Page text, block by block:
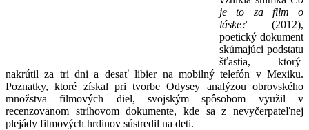
je to za film o
láske? (2012),
poetický dokument
skúmajúci podstatu
šťastia, ktorý
nakrútil za tri dni a desať libier na mobilný telefón v Mexiku.
Poznatky, ktoré získal pri tvorbe Odysey analýzou obrovského
množstva filmových diel, svojským spôsobom využil v
recenzovanom strihovom dokumente, kde sa z nevyčerpateľnej
plejády filmových hrdinov sústredil na deti.